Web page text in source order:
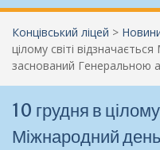
Концівський ліцей >
цілому світі
заснований Генеральною
10 грудня в цілому
Міжнародний